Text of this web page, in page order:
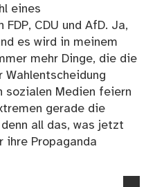
eines
CDU und AfD. Ja,
es wird in meinem
mehr Dinge, die die
Wahlentscheidung
sozialen Medien feiern
gerade die
all das, was jetzt
ihre Propaganda